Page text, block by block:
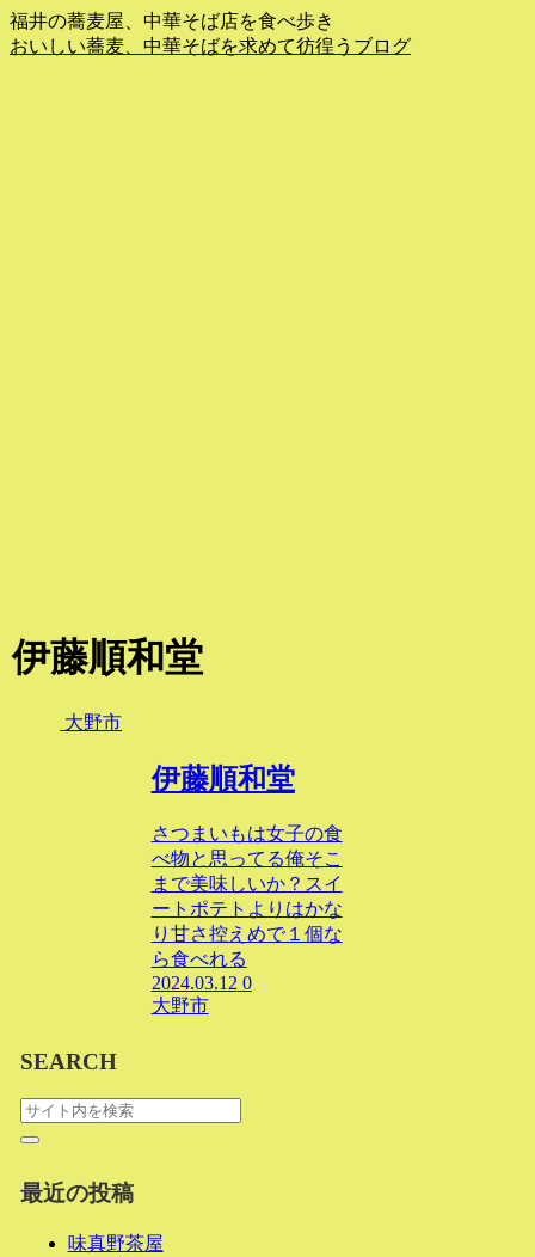
福井の蕎麦屋、中華そば店を食べ歩き
おいしい蕎麦、中華そばを求めて彷徨うブログ
伊藤順和堂
大野市
伊藤順和堂
さつまいもは女子の食
べ物と思ってる俺そこ
まで美味しいか？スイ
ートポテトよりはかな
り甘さ控えめで１個な
ら食べれる
2024.03.12 0
大野市
SEARCH
最近の投稿
味真野茶屋